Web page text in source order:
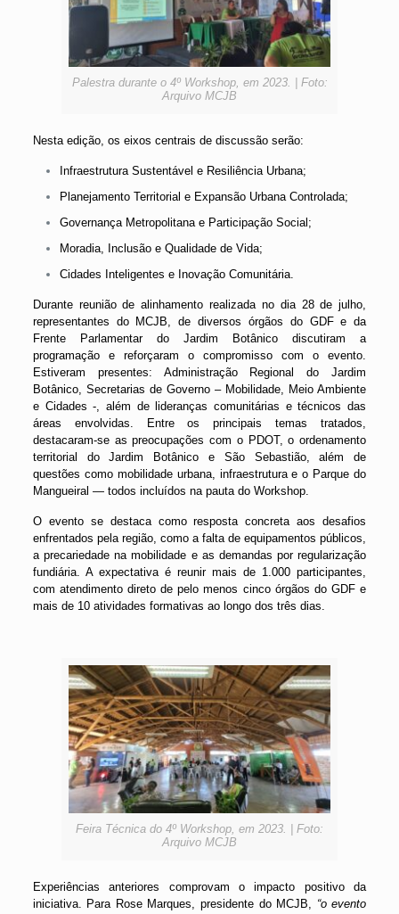
Palestra durante o 4º Workshop, em 2023. | Foto:
Arquivo MCJB
Nesta edição, os eixos centrais de discussão serão:
Infraestrutura Sustentável e Resiliência Urbana;
Planejamento Territorial e Expansão Urbana Controlada;
Governança Metropolitana e Participação Social;
Moradia, Inclusão e Qualidade de Vida;
Cidades Inteligentes e Inovação Comunitária.
Durante reunião de alinhamento realizada no dia 28 de julho,
representantes do MCJB, de diversos órgãos do GDF e da
Frente Parlamentar do Jardim Botânico discutiram a
programação e reforçaram o compromisso com o evento.
Estiveram presentes: Administração Regional do Jardim
Botânico, Secretarias de Governo – Mobilidade, Meio Ambiente
e Cidades -, além de lideranças comunitárias e técnicos das
áreas envolvidas. Entre os principais temas tratados,
destacaram-se as preocupações com o PDOT, o ordenamento
territorial do Jardim Botânico e São Sebastião, além de
questões como mobilidade urbana, infraestrutura e o Parque do
Mangueiral — todos incluídos na pauta do Workshop.
O evento se destaca como resposta concreta aos desafios
enfrentados pela região, como a falta de equipamentos públicos,
a precariedade na mobilidade e as demandas por regularização
fundiária. A expectativa é reunir mais de 1.000 participantes,
com atendimento direto de pelo menos cinco órgãos do GDF e
mais de 10 atividades formativas ao longo dos três dias.
Feira Técnica do 4º Workshop, em 2023. | Foto:
Arquivo MCJB
Experiências anteriores comprovam o impacto positivo da
iniciativa. Para Rose Marques, presidente do MCJB, “o evento